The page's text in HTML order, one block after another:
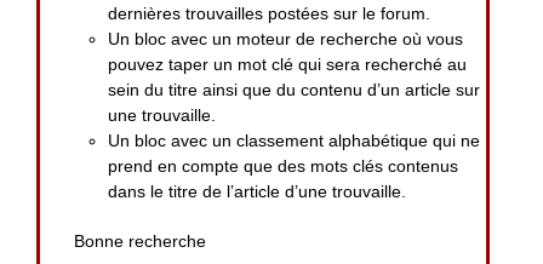
dernières trouvailles postées sur le forum.
Un bloc avec un moteur de recherche où vous
pouvez taper un mot clé qui sera recherché au
sein du titre ainsi que du contenu d’un article sur
une trouvaille.
Un bloc avec un classement alphabétique qui ne
prend en compte que des mots clés contenus
dans le titre de l’article d’une trouvaille.
Bonne recherche